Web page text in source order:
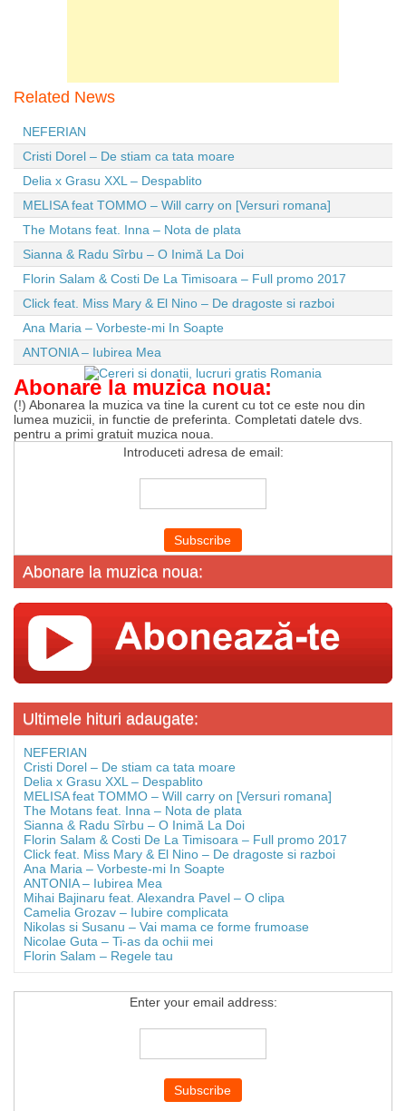
Related News
NEFERIAN
Cristi Dorel – De stiam ca tata moare
Delia x Grasu XXL – Despablito
MELISA feat TOMMO – Will carry on [Versuri romana]
The Motans feat. Inna – Nota de plata
Sianna & Radu Sîrbu – O Inimă La Doi
Florin Salam & Costi De La Timisoara – Full promo 2017
Click feat. Miss Mary & El Nino – De dragoste si razboi
Ana Maria – Vorbeste-mi In Soapte
ANTONIA – Iubirea Mea
Abonare la muzica noua:
(!) Abonarea la muzica va tine la curent cu tot ce este nou din
lumea muzicii, in functie de preferinta. Completati datele dvs.
pentru a primi gratuit muzica noua.
Introduceti adresa de email:
Abonare la muzica noua:
Ultimele hituri adaugate:
NEFERIAN
Cristi Dorel – De stiam ca tata moare
Delia x Grasu XXL – Despablito
MELISA feat TOMMO – Will carry on [Versuri romana]
The Motans feat. Inna – Nota de plata
Sianna & Radu Sîrbu – O Inimă La Doi
Florin Salam & Costi De La Timisoara – Full promo 2017
Click feat. Miss Mary & El Nino – De dragoste si razboi
Ana Maria – Vorbeste-mi In Soapte
ANTONIA – Iubirea Mea
Mihai Bajinaru feat. Alexandra Pavel – O clipa
Camelia Grozav – Iubire complicata
Nikolas si Susanu – Vai mama ce forme frumoase
Nicolae Guta – Ti-as da ochii mei
Florin Salam – Regele tau
Enter your email address: